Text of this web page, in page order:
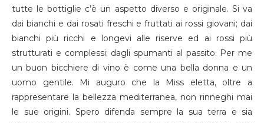
tutte le bottiglie c’è un aspetto diverso e originale. Si va
dai bianchi e dai rosati freschi e fruttati ai rossi giovani; dai
bianchi più ricchi e longevi alle riserve ed ai rossi più
strutturati e complessi; dagli spumanti al passito. Per me
un buon bicchiere di vino è come una bella donna e un
uomo gentile. Mi auguro che la Miss eletta, oltre a
rappresentare la bellezza mediterranea, non rinneghi mai
le sue origini. Spero difenda sempre la sua terra e sia